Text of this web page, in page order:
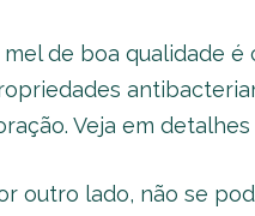
mel de boa qualidade
Veja em
outro lado, não se